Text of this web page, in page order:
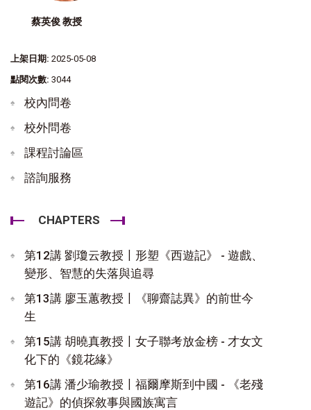
蔡英俊 教授
上架日期: 2025-05-08
點閱次數: 3044
校內問卷
校外問卷
課程討論區
諮詢服務
CHAPTERS
第12講 劉瓊云教授〡形塑《西遊記》 - 遊戲、
變形、智慧的失落與追尋
第13講 廖玉蕙教授〡《聊齋誌異》的前世今
生
第15講 胡曉真教授〡女子聯考放金榜 - 才女文
化下的《鏡花緣》
第16講 潘少瑜教授〡福爾摩斯到中國 - 《老殘
遊記》的偵探敘事與國族寓言